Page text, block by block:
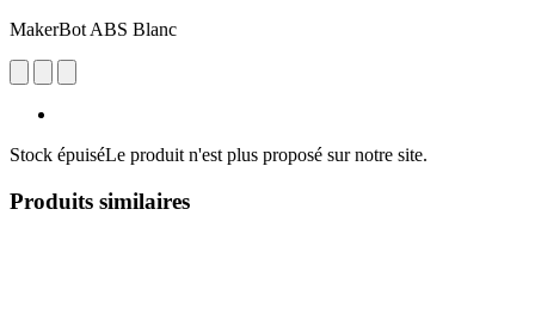
MakerBot ABS Blanc
Stock épuiséLe produit n'est plus proposé sur notre site.
Produits similaires